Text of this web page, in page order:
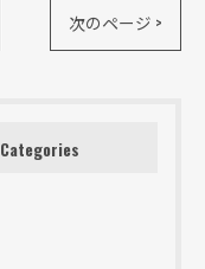
次のページ >
Categories